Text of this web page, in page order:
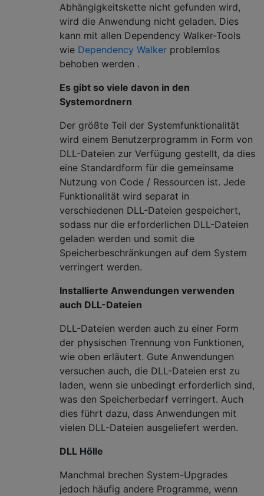
Abhängigkeitskette nicht gefunden wird,
wird die Anwendung nicht geladen. Dies
kann mit allen Dependency Walker-Tools
wie Dependency Walker problemlos
behoben werden .
Es gibt so viele davon in den
Systemordnern
Der größte Teil der Systemfunktionalität
wird einem Benutzerprogramm in Form von
DLL-Dateien zur Verfügung gestellt, da dies
eine Standardform für die gemeinsame
Nutzung von Code / Ressourcen ist. Jede
Funktionalität wird separat in
verschiedenen DLL-Dateien gespeichert,
sodass nur die erforderlichen DLL-Dateien
geladen werden und somit die
Speicherbeschränkungen auf dem System
verringert werden.
Installierte Anwendungen verwenden
auch DLL-Dateien
DLL-Dateien werden auch zu einer Form
der physischen Trennung von Funktionen,
wie oben erläutert. Gute Anwendungen
versuchen auch, die DLL-Dateien erst zu
laden, wenn sie unbedingt erforderlich sind,
was den Speicherbedarf verringert. Auch
dies führt dazu, dass Anwendungen mit
vielen DLL-Dateien ausgeliefert werden.
DLL Hölle
Manchmal brechen System-Upgrades
jedoch häufig andere Programme, wenn